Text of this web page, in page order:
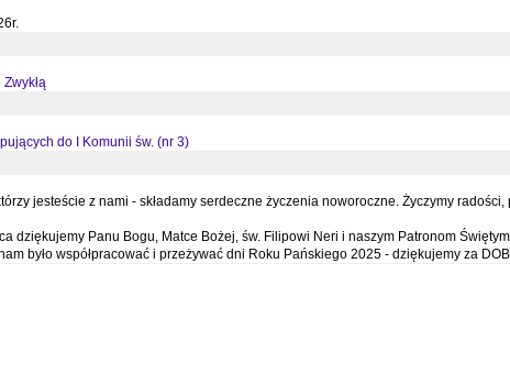
do I Komunii św. (nr 3)
jesteście z nami - składamy serdeczne życzenia noworoczne. Życzymy
dziękujemy Panu Bogu, Matce Bożej, św. Filipowi Neri i naszym Patronom
było współpracować i przeżywać dni Roku Pańskiego 2025 - dziękujemy za